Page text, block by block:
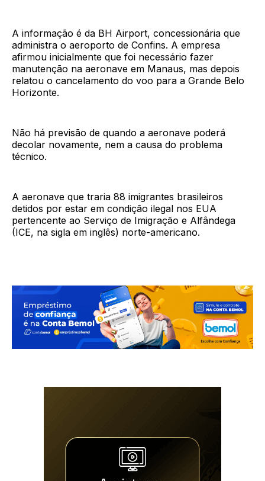
A informação é da BH Airport, concessionária que
administra o aeroporto de Confins. A empresa
afirmou inicialmente que foi necessário fazer
manutenção na aeronave em Manaus, mas depois
relatou o cancelamento do voo para a Grande Belo
Horizonte.
Não há previsão de quando a aeronave poderá
decolar novamente, nem a causa do problema
técnico.
A aeronave que traria 88 imigrantes brasileiros
detidos por estar em condição ilegal nos EUA
pertencente ao Serviço de Imigração e Alfândega
(ICE, na sigla em inglês) norte-americano.